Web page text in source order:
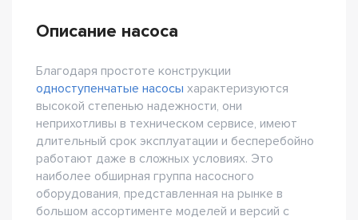
Описание насоса
Благодаря простоте конструкции
одноступенчатые насосы характеризуются
высокой степенью надежности, они
неприхотливы в техническом сервисе, имеют
длительный срок эксплуатации и бесперебойно
работают даже в сложных условиях. Это
наиболее обширная группа насосного
оборудования, представленная на рынке в
большом ассортименте моделей и версий с